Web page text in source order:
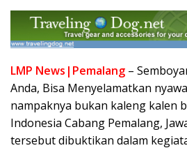
LMP News|Pemalang –
Anda, Bisa Menyelamatkan
nampaknya bukan kaleng kalen
Indonesia Cabang Pemalang,
tersebut dibuktikan dalam